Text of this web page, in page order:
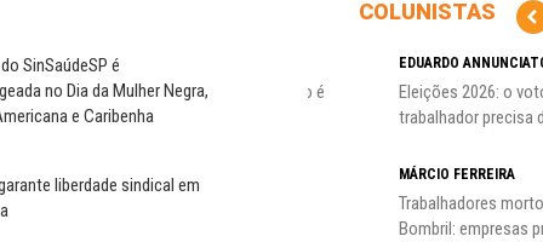
SinSaúdeSP é
no Dia da Mulher Negra,
e Caribenha
liberdade sindical em
COLUNISTAS
MIGUEL TORRES
A luta continua: agora o foco é
o...
CARLOS LOPES
EDUARDO
Eleições 2026: o
trabalhador precisa
MÁRCIO FERREIRA
Trabalhadores
Bombril: empresas